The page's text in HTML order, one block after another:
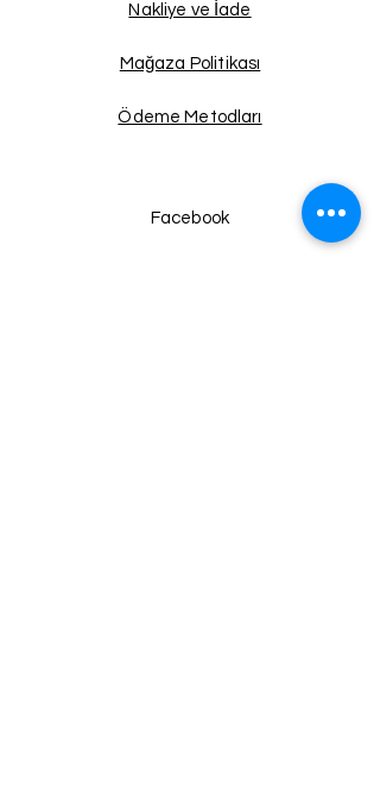
Nakliye ve İade
Mağaza Politikası
Ödeme Metodları
Facebook